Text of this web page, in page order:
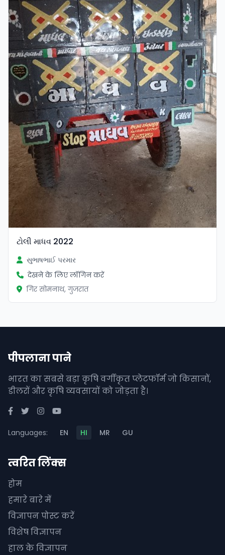
ટોલી માધવ 2022
સુભાષભાઈ પરમાર
देखने के लिए लॉगिन करें
गिर सोमनाथ, गुजरात
पीपलाना पाने
भारत का सबसे बड़ा कृषि वर्गीकृत प्लेटफॉर्म जो किसानों,
डीलरों और कृषि व्यवसायों को जोड़ता है।
Languages: EN HI MR GU
त्वरित लिंक्स
होम
हमारे बारे में
विज्ञापन पोस्ट करें
विशेष विज्ञापन
हाल के विज्ञापन